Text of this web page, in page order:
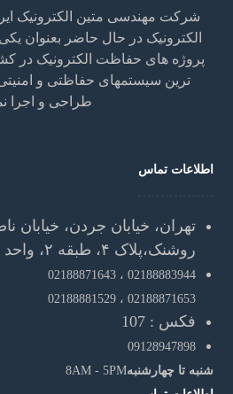
شرکت مهندسی متین الکترونیک
الکترونیک در حال حاضر بعنوان
پروژه های حفاظت الکترونیک در
ترین سیستمهای حفاظتی و
طراحی و اجرا
اطلاعات تماس
تهران، خیابان جردن، خیابان
روشنک،پلاک ۴، طبقه ۲، واحد ۶
02188883944 ،
02188871643
02188871653 ،
02188881529
فکس : 107
09128947898
شنبه تا چهارشنبه8AM - 5PM